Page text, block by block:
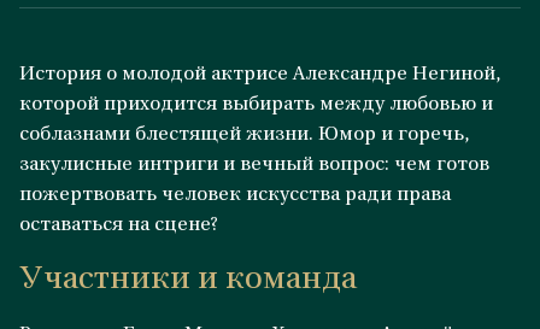
История о молодой актрисе Александре Негиной,
которой приходится выбирать между любовью и
соблазнами блестящей жизни. Юмор и горечь,
закулисные интриги и вечный вопрос: чем готов
пожертвовать человек искусства ради права
оставаться на сцене?
Участники и команда